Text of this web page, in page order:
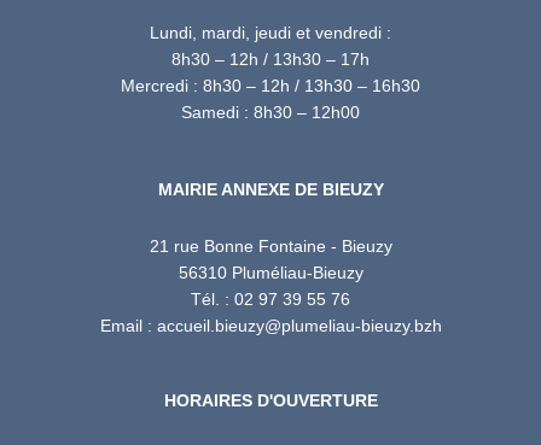
Lundi, mardi, jeudi et vendredi :
8h30 – 12h / 13h30 – 17h
Mercredi : 8h30 – 12h / 13h30 – 16h30
Samedi : 8h30 – 12h00
MAIRIE ANNEXE DE BIEUZY
21 rue Bonne Fontaine - Bieuzy
56310 Pluméliau-Bieuzy
Tél. : 02 97 39 55 76
Email : accueil.bieuzy@plumeliau-bieuzy.bzh
HORAIRES D'OUVERTURE